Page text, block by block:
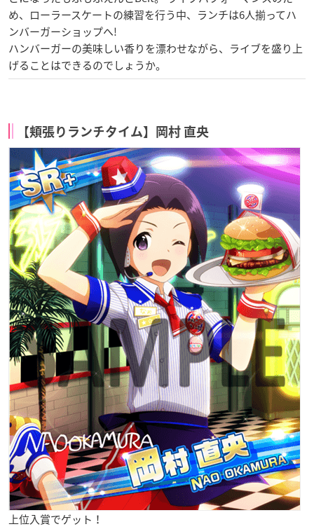
め、ローラースケートの練習を行う中、ランチは6人揃ってハ
ンバーガーショップへ!
ハンバーガーの美味しい香りを漂わせながら、ライブを盛り上
げることはできるのでしょうか。
【頬張りランチタイム】岡村 直央
上位入賞でゲット！